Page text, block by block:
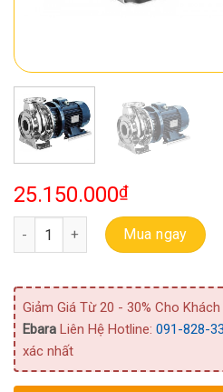
25.150.000₫
Bơm Ebara Buồng Bơm Bằng Inox
Mua ngay
Giảm Giá Từ 20 - 30% Cho
Ebara Liên Hệ Hotline: 091-828-
xác nhất